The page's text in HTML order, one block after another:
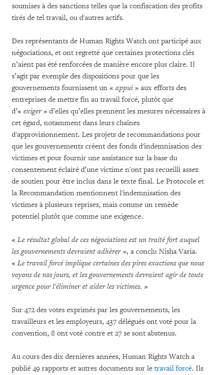
soumises à des sanctions telles que la confiscation des profits
tirés de tel travail, ou d'autres actifs.
Des représentants de Human Rights Watch ont participé aux
négociations, et ont regretté que certaines protections clés
n’aient pas été renforcées de manière encore plus claire. Il
s’agit par exemple des dispositions pour que les
gouvernements fournissent un « appui» aux efforts des
entreprises de mettre fin au travail forcé, plutôt que
d’« exiger» d’elles qu’elles prennent les mesures nécessaires à
cet égard, notamment dans leurs chaînes
d'approvisionnement. Les projets de recommandations pour
que les gouvernements créent des fonds d'indemnisation des
victimes et pour fournir une assistance sur la base du
consentement éclairé d’une victime n'ont pas recueilli assez
de soutien pour être inclus dans le texte final. Le Protocole et
la Recommandation mentionnent l'indemnisation des
victimes à plusieurs reprises, mais comme un remède
potentiel plutôt que comme une exigence.
« Le résultat global de ces négociations est un traité fort auquel
les gouvernements devraient adhérer», a conclu Nisha Varia.
« Le travail forcé implique certaines des pires exactions que nous
voyons de nos jours, et les gouvernements devraient agir de toute
urgence pour l'éliminer et aider les victimes. »
Sur 472 des votes exprimés par les gouvernements, les
travailleurs et les employeurs, 437 délégués ont voté pour la
convention, 8 ont voté contre et 27 se sont abstenus.
Au cours des dix dernières années, Human Rights Watch a
publié 49 rapports et autres documents sur le travail forcé. Ils